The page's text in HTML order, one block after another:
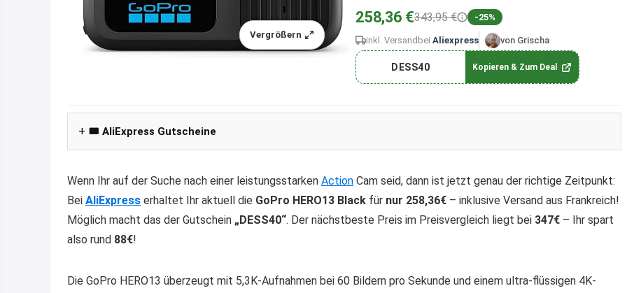
Vergrößern
258,36 €343,95 € -25%
inkl. Versand bei Aliexpress von Grischa
DESS40 Kopieren & Zum Deal
🎟️ AliExpress Gutscheine
Wenn Ihr auf der Suche nach einer leistungsstarken Action Cam seid, dann ist jetzt genau der richtige Zeitpunkt:
Bei AliExpress erhaltet Ihr aktuell die GoPro HERO13 Black für nur 258,36€ – inklusive Versand aus Frankreich!
Möglich macht das der Gutschein „DESS40“. Der nächstbeste Preis im Preisvergleich liegt bei 347€ – Ihr spart
also rund 88€!
Die GoPro HERO13 überzeugt mit 5,3K-Aufnahmen bei 60 Bildern pro Sekunde und einem ultra-flüssigen 4K-